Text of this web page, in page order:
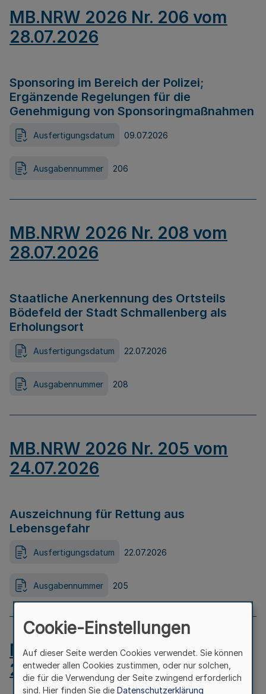
MB.NRW 2026 Nr. 206 vom
28.07.2026
Sponsoring im Bereich der Polizei;
Ergänzende Regelungen für die
Genehmigung von Sponsoringmaßnahmen
Ausfertigungsdatum 09.07.2026
Ausgabennummer 206
MB.NRW 2026 Nr. 208 vom
28.07.2026
Staatliche Anerkennung des Ortsteils
Bödefeld der Stadt Schmallenberg als
Erholungsort
Ausfertigungsdatum 22.07.2026
Ausgabennummer 208
MB.NRW 2026 Nr. 205 vom
24.07.2026
Auszeichnung für Rettung aus
Lebensgefahr
Ausfertigungsdatum 22.07.2026
Ausgabennummer 205
MB.NRW 2026 Nr. 204 vom
24.07.2026
Cookie-Einstellungen
Auf dieser Seite werden Cookies verwendet. Sie können
entweder allen Cookies zustimmen, oder nur solchen,
die für die Verwendung der Seite zwingend erforderlich
sind. Hier finden Sie die Datenschutzerklärung